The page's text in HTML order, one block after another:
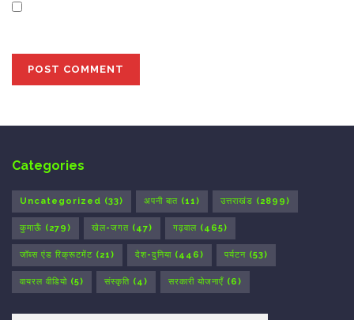
Categories
Uncategorized (33) अपनी बात (11) उत्तराखंड (2899)
कुमाऊँ (279) खेल-जगत (47) गढ़वाल (465)
जॉब्स एंड रिक्रूटमेंट (21) देश-दुनिया (446) पर्यटन (53)
वायरल वीडियो (5) संस्कृति (4) सरकारी योजनाएँ (6)